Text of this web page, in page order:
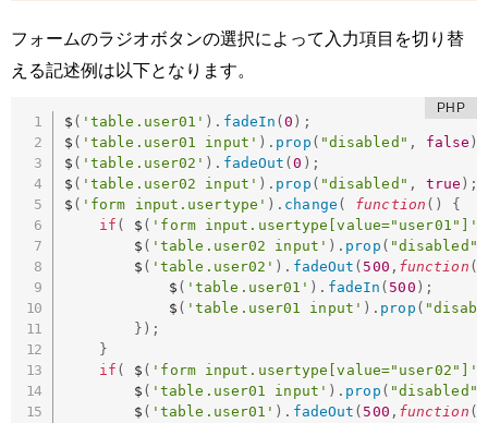
フォームのラジオボタンの選択によって入力項目を切り替
える記述例は以下となります。
$ ( 'table.user01' ) . fadeIn (0 ) ;
$ ( 'table.user01 input' ) . prop ( "disabled" , false )
$ ( 'table.user02' ) . fadeOut (0 ) ;
$ ( 'table.user02 input' ) . prop ( "disabled" , true ) ;
$ ( 'form input.usertype' ) . change ( function ( )
{
if ( $ ( 'form input.usertype[value="user01"]'
		$
( 'table.user02 input' ) . prop ( "disabled"
		$
( 'table.user02' ) . fadeOut ( 500 , function (
			$
( 'table.user01' ) . fadeIn ( 500 ) ;
			$
( 'table.user01 input' ) . prop (
} ) ;
}
if ( $ ( 'form input.usertype[value="user02"]'
		$
( 'table.user01 input' ) . prop ( "disabled"
		$
( 'table.user01' ) . fadeOut ( 500 , function (